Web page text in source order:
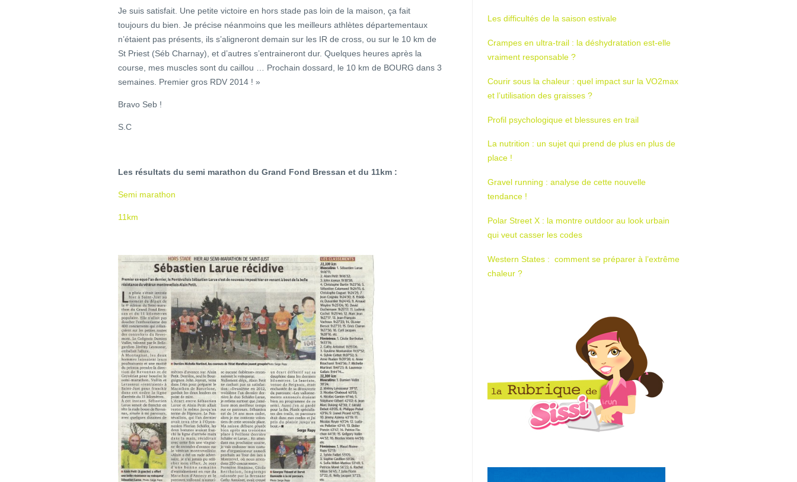
Je suis satisfait. Une petite victoire en hors stade pas loin de la maison, ça fait
toujours du bien. Je précise néanmoins que les meilleurs athlètes départementaux
n’étaient pas présents, ils s’aligneront demain sur les IR de cross, ou sur le 10 km de
St Priest (Séb Charnay), et d’autres s’entraineront dur. Quelques heures après la
course, mes muscles sont du caillou … Prochain dossard, le 10 km de BOURG dans 3
semaines. Premier gros RDV 2014 ! »
Bravo Seb !
S.C
Les résultats du semi marathon du Grand Fond Bressan et du 11km :
Semi marathon
11km
Les difficultés de la saison estivale
Crampes en ultra-trail : la déshydratation est-elle
vraiment responsable ?
Courir sous la chaleur : quel impact sur la VO2max
et l’utilisation des graisses ?
Profil psychologique et blessures en trail
La nutrition : un sujet qui prend de plus en plus de
place !
Gravel running : analyse de cette nouvelle
tendance !
Polar Street X : la montre outdoor au look urbain
qui veut casser les codes
Western States : comment se préparer à l’extrême
chaleur ?